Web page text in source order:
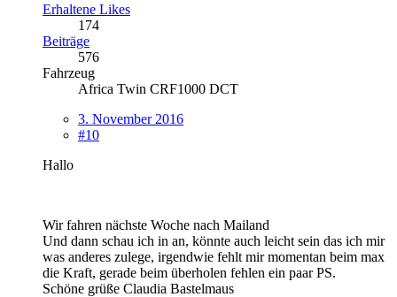
Erhaltene Likes
174
Beiträge
576
Fahrzeug
Africa Twin CRF1000 DCT
3. November 2016
#10
Hallo
Wir fahren nächste Woche nach Mailand
Und dann schau ich in an, könnte auch leicht sein das ich mir
was anderes zulege, irgendwie fehlt mir momentan beim max
die Kraft, gerade beim überholen fehlen ein paar PS.
Schöne grüße Claudia Bastelmaus